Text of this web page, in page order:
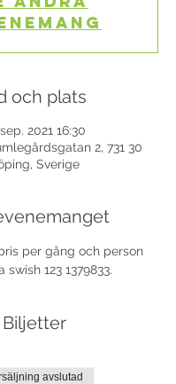
och plats
2021 16:30
2, 731 30
Sverige
per gång och person
123 1379833.
Biljetter
avslutad